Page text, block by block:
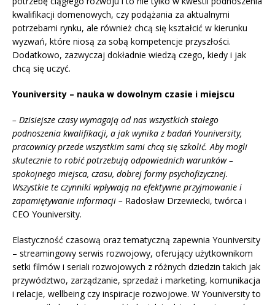
kwalifikacji domenowych, czy podążania za aktualnymi
potrzebami rynku, ale również chcą się kształcić w kierunku
wyzwań, które niosą za sobą kompetencje przyszłości.
Dodatkowo, zazwyczaj dokładnie wiedzą czego, kiedy i jak
chcą się uczyć.
Youniversity – nauka w dowolnym czasie i miejscu
– Dzisiejsze czasy wymagają od nas wszystkich stałego
podnoszenia kwalifikacji, a jak wynika z badań Youniversity,
pracownicy przede wszystkim sami chcą się szkolić. Aby mogli
skutecznie to robić potrzebują odpowiednich warunków –
spokojnego miejsca, czasu, dobrej formy psychofizycznej.
Wszystkie te czynniki wpływają na efektywne przyjmowanie i
zapamiętywanie informacji – Radosław Drzewiecki, twórca i
CEO Youniversity.
Elastyczność czasową oraz tematyczną zapewnia Youniversity
– streamingowy serwis rozwojowy, oferujący użytkownikom
setki filmów i seriali rozwojowych z różnych dziedzin takich jak
przywództwo, zarządzanie, sprzedaż i marketing, komunikacja
i relacje, wellbeing czy inspiracje rozwojowe. W Youniversity to